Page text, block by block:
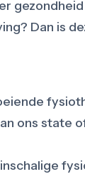
Dan is
ons state